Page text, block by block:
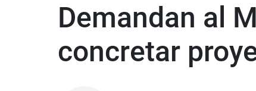
Demandan al
concretar